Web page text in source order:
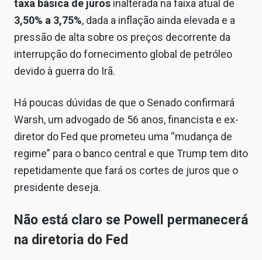
taxa básica de juros inalterada na faixa atual de
3,50% a 3,75%, dada a inflação ainda elevada e a
pressão de alta sobre os preços decorrente da
interrupção do fornecimento global de petróleo
devido à guerra do Irã.
Há poucas dúvidas de que o Senado confirmará
Warsh, um advogado de 56 anos, financista e ex-
diretor do Fed que prometeu uma “mudança de
regime” para o banco central e que Trump tem dito
repetidamente que fará os cortes de juros que o
presidente deseja.
Não está claro se Powell permanecerá
na diretoria do Fed